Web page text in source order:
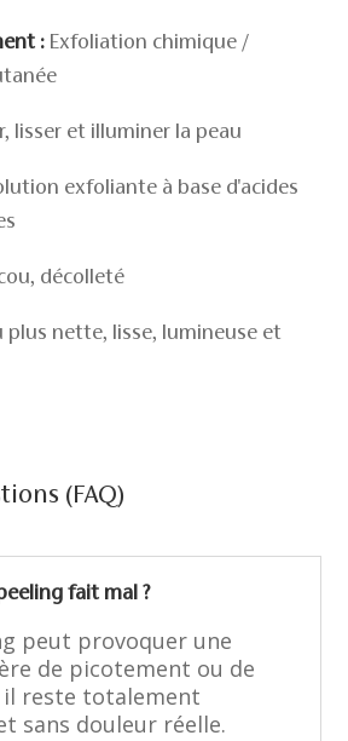
:Exfoliation chimique /
lisser et illuminer la peau
exfoliante à base d'acides
décolleté
plus nette, lisse, lumineuse et
(FAQ)
fait mal ?
peut provoquer une
de picotement ou de
il reste totalement
sans douleur réelle.